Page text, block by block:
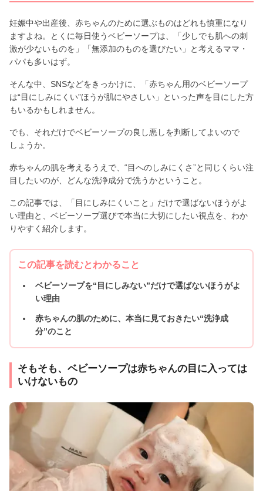
妊娠中や出産後、赤ちゃんのために選ぶものはどれも慎重になり
ますよね。とくに毎日使うベビーソープは、「少しでも肌への刺
激が少ないものを」「無添加のものを選びたい」と考えるママ・
パパも多いはず。
そんな中、SNSなどをきっかけに、「赤ちゃん用のベビーソープ
は“目にしみにくい”ほうが肌にやさしい」といった声を目にした方
もいるかもしれません。
でも、それだけでベビーソープの良し悪しを判断してよいので
しょうか。
赤ちゃんの肌を考えるうえで、“目へのしみにくさ”と同じくらい注
目したいのが、どんな洗浄成分で洗うかということ。
この記事では、「目にしみにくいこと」だけで選ばないほうがよ
い理由と、ベビーソープ選びで本当に大切にしたい視点を、わか
りやすく紹介します。
この記事を読むとわかること
ベビーソープを“目にしみない”だけで選ばないほうがよ
い理由
赤ちゃんの肌のために、本当に見ておきたい“洗浄成
分”のこと
そもそも、ベビーソープは赤ちゃんの目に入っては
いけないもの